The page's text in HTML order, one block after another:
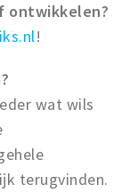
ontwikkelen?
!
wat wils
terugvinden.